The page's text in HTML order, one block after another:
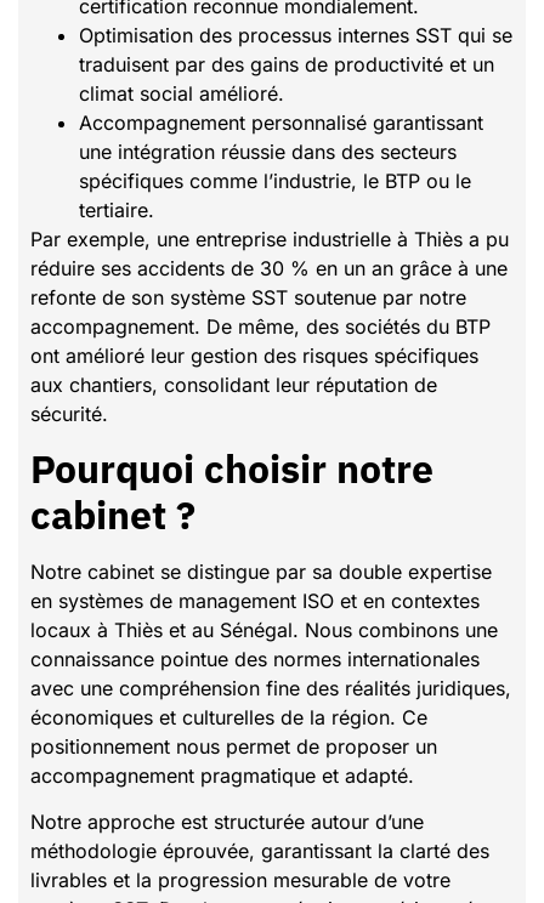
certification reconnue mondialement.
Optimisation des processus internes SST qui se
traduisent par des gains de productivité et un
climat social amélioré.
Accompagnement personnalisé garantissant
une intégration réussie dans des secteurs
spécifiques comme l’industrie, le BTP ou le
tertiaire.
Par exemple, une entreprise industrielle à Thiès a pu
réduire ses accidents de 30 % en un an grâce à une
refonte de son système SST soutenue par notre
accompagnement. De même, des sociétés du BTP
ont amélioré leur gestion des risques spécifiques
aux chantiers, consolidant leur réputation de
sécurité.
Pourquoi choisir notre
cabinet ?
Notre cabinet se distingue par sa double expertise
en systèmes de management ISO et en contextes
locaux à Thiès et au Sénégal. Nous combinons une
connaissance pointue des normes internationales
avec une compréhension fine des réalités juridiques,
économiques et culturelles de la région. Ce
positionnement nous permet de proposer un
accompagnement pragmatique et adapté.
Notre approche est structurée autour d’une
méthodologie éprouvée, garantissant la clarté des
livrables et la progression mesurable de votre